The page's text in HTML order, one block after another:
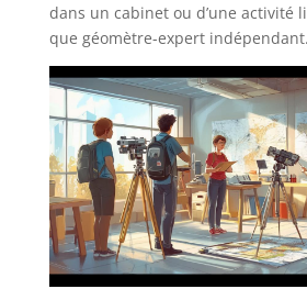
dans un cabinet ou d’une activité
que géomètre-expert indépendant.